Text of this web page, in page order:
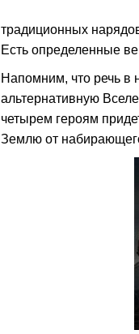
традиционных
Есть определенные
Напомним, что речь в
альтернативную
четырем героям
Землю от